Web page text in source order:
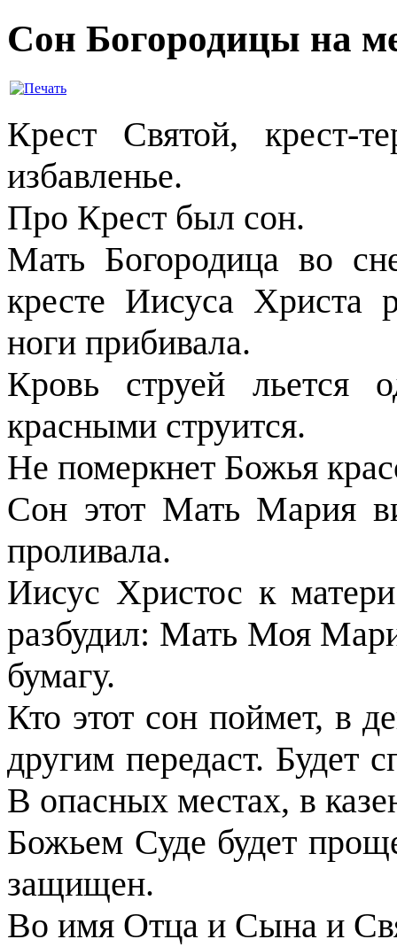
Сон Богородицы на
Крест Святой, крест-
избавленье.
Про Крест был сон.
Мать Богородица во
кресте Иисуса Христа
ноги прибивала.
Кровь струей
красными струится.
Не померкнет Божья
Сон этот Мать Мария
проливала.
Иисус Христос к
разбудил: Мать Моя
бумагу.
Кто этот сон поймет, в
другим передаст. Будет
В опасных местах, в
Божьем Суде будет
защищен.
Во имя Отца и Сына и